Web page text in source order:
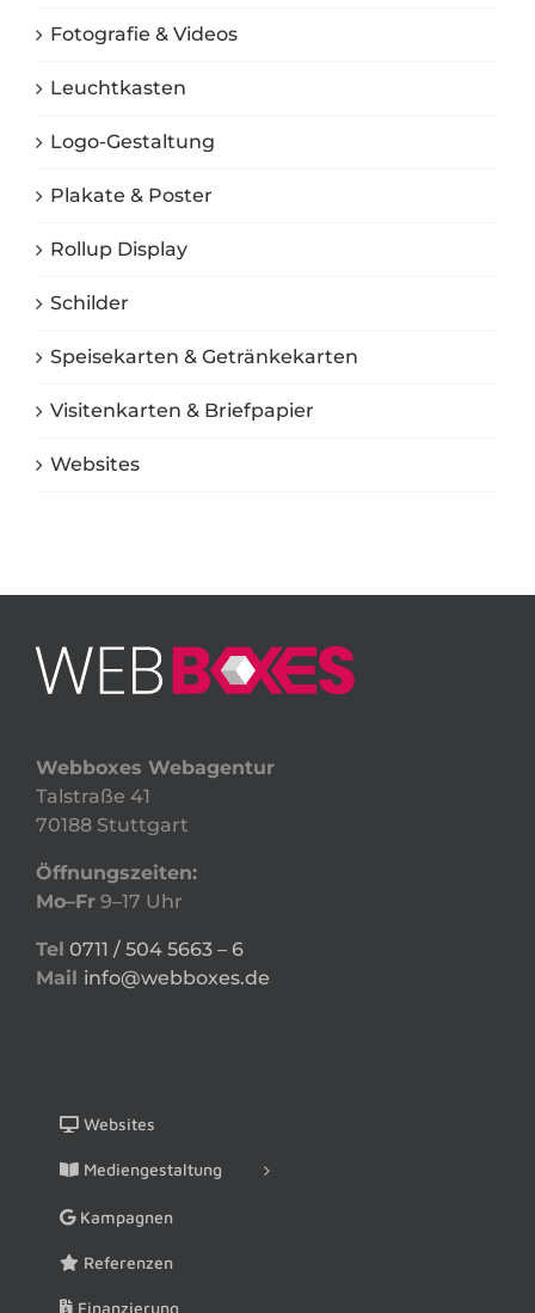
Fotografie & Videos
Leuchtkasten
Logo-Gestaltung
Plakate & Poster
Rollup Display
Schilder
Speisekarten & Getränkekarten
Visitenkarten & Briefpapier
Websites
Webboxes Webagentur
Talstraße 41
70188 Stuttgart
Öffnungszeiten:
Mo–Fr 9–17 Uhr
Tel 0711 / 504 5663 – 6
Mail info@webboxes.de
Websites
Mediengestaltung
Kampagnen
Referenzen
Finanzierung